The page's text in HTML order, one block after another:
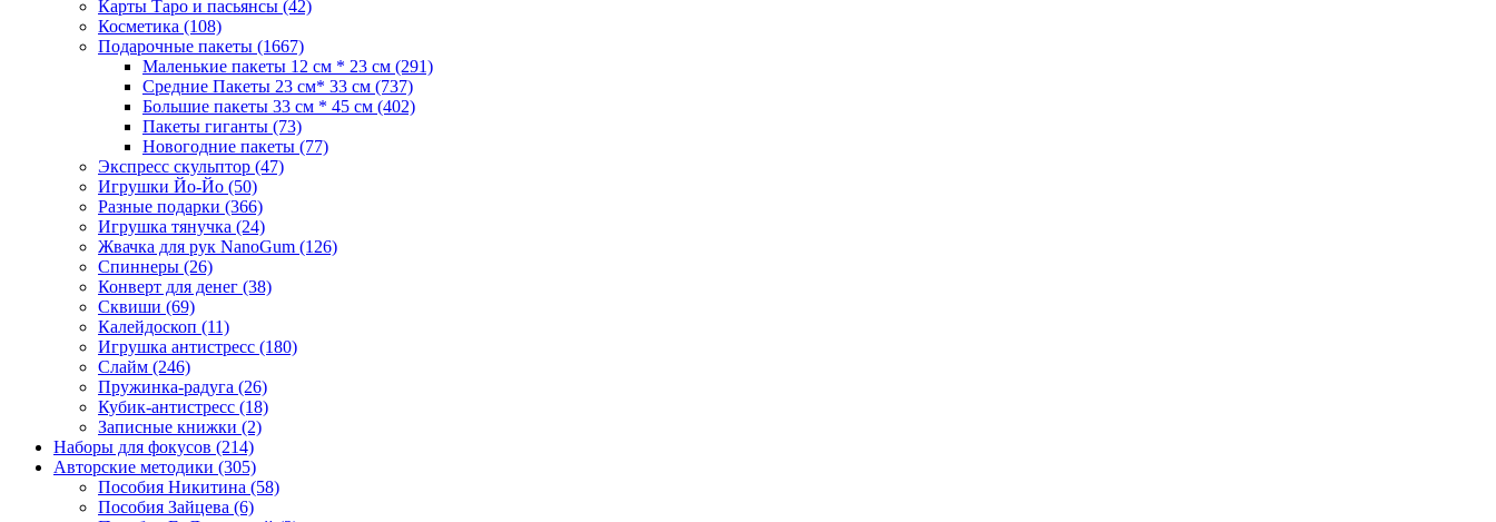
Карты Таро и пасьянсы (42)
Косметика (108)
Подарочные пакеты (1667)
Маленькие пакеты 12 см * 23 см (291)
Средние Пакеты 23 см* 33 см (737)
Большие пакеты 33 см * 45 см (402)
Пакеты гиганты (73)
Новогодние пакеты (77)
Экспресс скульптор (47)
Игрушки Йо-Йо (50)
Разные подарки (366)
Игрушка тянучка (24)
Жвачка для рук NanoGum (126)
Спиннеры (26)
Конверт для денег (38)
Сквиши (69)
Калейдоскоп (11)
Игрушка антистресс (180)
Слайм (246)
Пружинка-радуга (26)
Кубик-антистресс (18)
Записные книжки (2)
Наборы для фокусов (214)
Авторские методики (305)
Пособия Никитина (58)
Пособия Зайцева (6)